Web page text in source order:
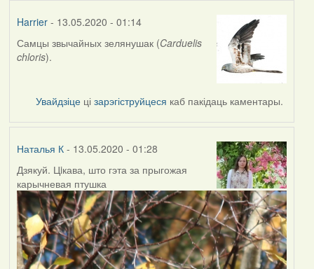
Harrier- 13.05.2020 - 01:14
In
reply
Наталья
К
Самцы звычайных зелянушак (Carduelis
chloris).
Увайдзіце цізарэгіструйцеся каб пакідаць каментары.
Наталья К- 13.05.2020 - 01:28
In
reply
to
by
Harrier
Дзякуй. Цiкава, што гэта за прыгожая
карычневая птушка